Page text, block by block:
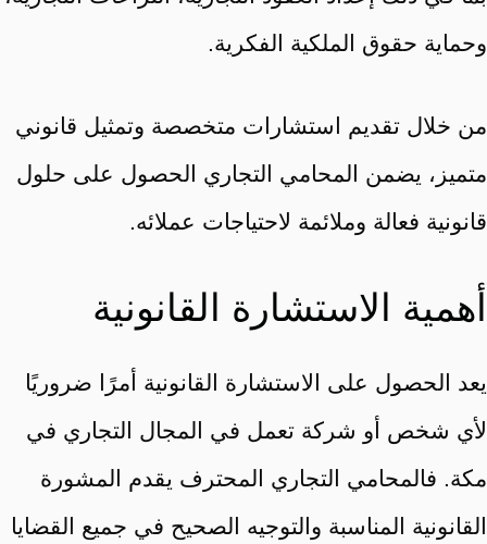
وحماية حقوق الملكية الفكرية.
من خلال تقديم استشارات متخصصة وتمثيل قانوني
متميز، يضمن المحامي التجاري الحصول على حلول
قانونية فعالة وملائمة لاحتياجات عملائه.
أهمية الاستشارة القانونية
يعد الحصول على الاستشارة القانونية أمرًا ضروريًا
لأي شخص أو شركة تعمل في المجال التجاري في
مكة. فالمحامي التجاري المحترف يقدم المشورة
القانونية المناسبة والتوجيه الصحيح في جميع القضايا